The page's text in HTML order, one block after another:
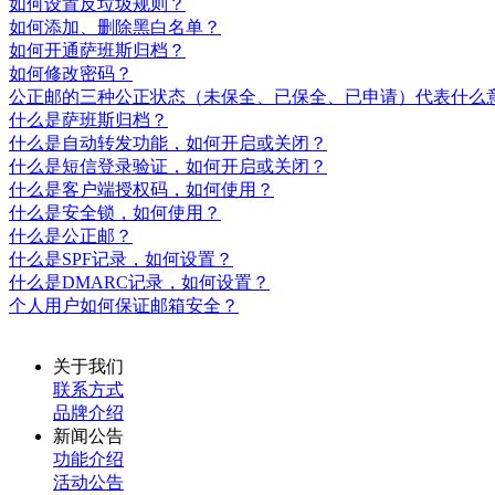
如何设置反垃圾规则？
如何添加、删除黑白名单？
如何开通萨班斯归档？
如何修改密码？
公正邮的三种公正状态（未保全、已保全、已申请）代表什么
什么是萨班斯归档？
什么是自动转发功能，如何开启或关闭？
什么是短信登录验证，如何开启或关闭？
什么是客户端授权码，如何使用？
什么是安全锁，如何使用？
什么是公正邮？
什么是SPF记录，如何设置？
什么是DMARC记录，如何设置？
个人用户如何保证邮箱安全？
关于我们
联系方式
品牌介绍
新闻公告
功能介绍
活动公告